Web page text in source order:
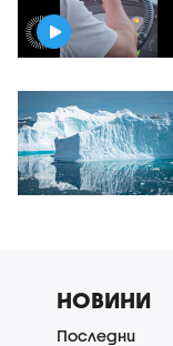
НОВИНИ
Последни